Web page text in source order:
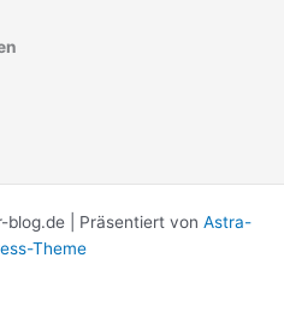
| Präsentiert von Astra-
Theme